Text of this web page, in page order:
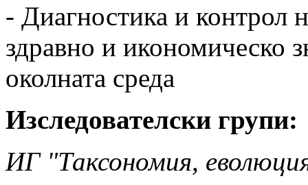
- Диагностика и контрол
здравно и икономическо
околната среда
Изследователски групи:
ИГ "Таксономия,